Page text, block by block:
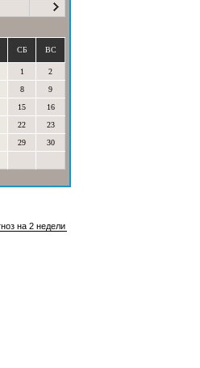
СБ ВС
1
2
8
9
15
16
22
23
29
30